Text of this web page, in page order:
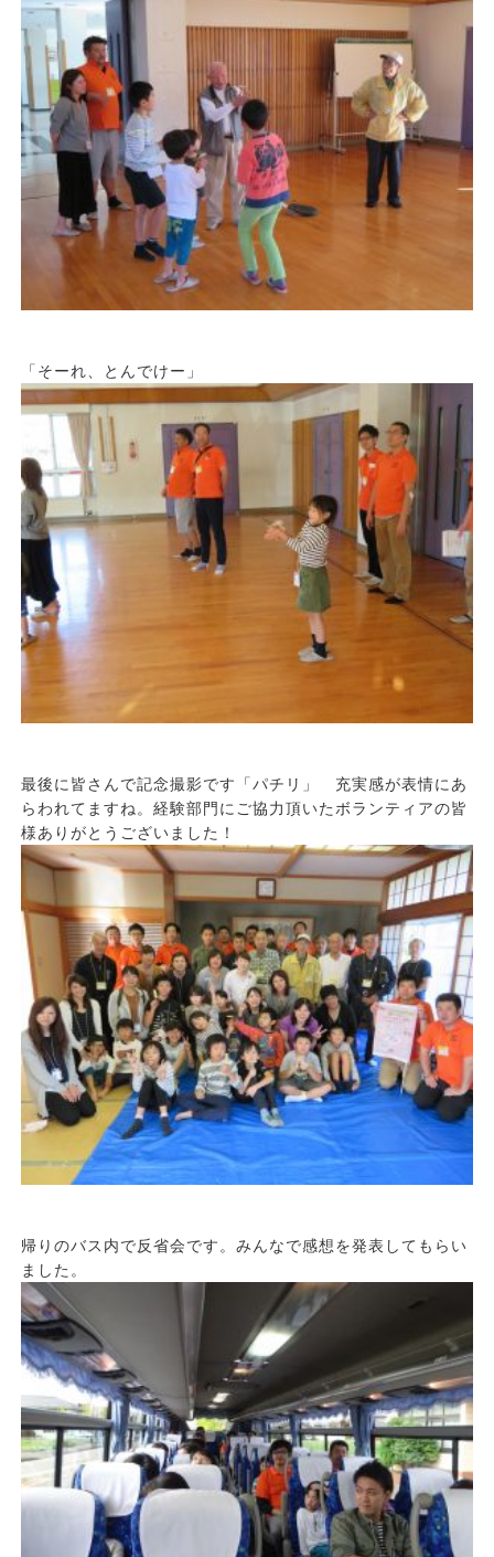
「そーれ、とんでけー」
最後に皆さんで記念撮影です「パチリ」 充実感が表情にあ
らわれてますね。経験部門にご協力頂いたボランティアの皆
様ありがとうございました！
帰りのバス内で反省会です。みんなで感想を発表してもらい
ました。